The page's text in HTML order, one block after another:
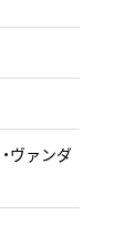
ヴァンダ